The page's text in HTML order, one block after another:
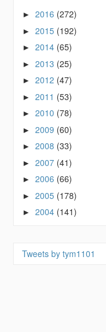
►2016 (272)
►2015 (192)
►2014 (65)
►2013 (25)
►2012 (47)
►2011 (53)
►2010 (78)
►2009 (60)
►2008 (33)
►2007 (41)
►2006 (66)
►2005 (178)
►2004 (141)
Tweets by tym1101